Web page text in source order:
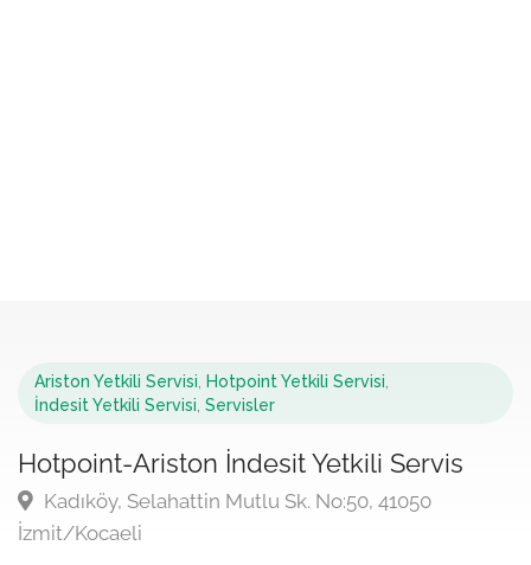
Ariston Yetkili Servisi Hotpoint Yetkili Servisi
İndesit Yetkili Servisi Servisler
Hotpoint-Ariston İndesit Yetkili Servis
Kadıköy, Selahattin Mutlu Sk. No:50, 41050
İzmit/Kocaeli